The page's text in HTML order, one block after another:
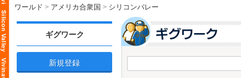
ワールド > アメリカ合衆国 > シリコンバレー
ギグワーク
新規登録